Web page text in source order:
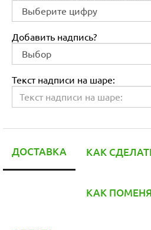
Добавить надпись?
Текст надписи на шаре:
ДОСТАВКА КАК
КАК